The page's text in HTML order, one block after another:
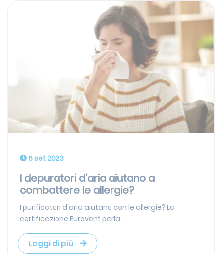
6 set 2023
I depuratori d'aria aiutano a
combattere le allergie?
I purificatori d'aria aiutano con le allergie? La
certificazione Eurovent parla ...
Leggi di più